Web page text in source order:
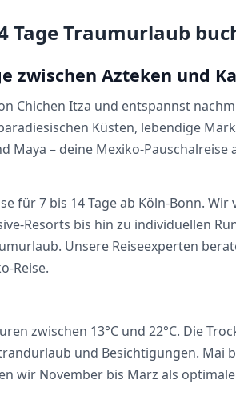
Tage Traumurlaub
zwischen Azteken und
Chichen Itza und entspannst
Küsten, lebendige
Maya – deine Mexiko-
für 7 bis 14 Tage ab Köln-Bonn.
Resorts bis hin zu individuellen
Unsere Reiseexperten
Reise.
zwischen 13°C und 22°C. Die
und Besichtigungen.
wir November bis März als